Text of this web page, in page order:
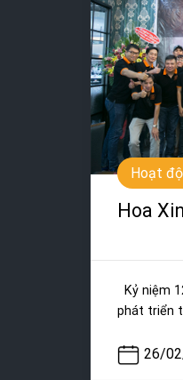
Hoạt
Hoa
26/
Kỷ niệm
phát triển